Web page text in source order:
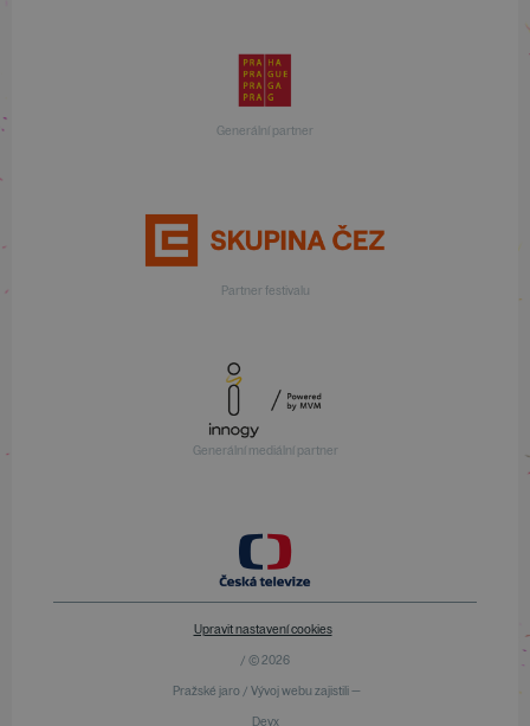
Generální partner
Partner festivalu
Generální mediální partner
Upravit nastavení cookies
/ © 2026
Pražské jaro / Vývoj webu zajistili —
Devx